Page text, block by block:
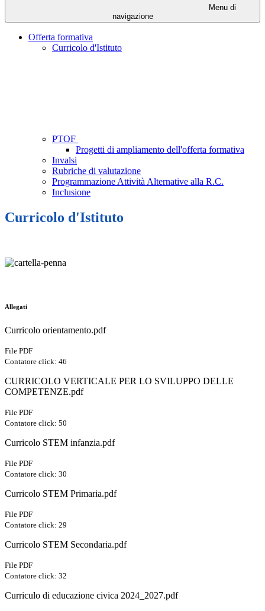
Menu di
navigazione
Offerta formativa
Curricolo d'Istituto
PTOF
Progetti di ampliamento dell'offerta formativa
Invalsi
Rubriche di valutazione
Programmazione Attività Alternative alla R.C.
Inclusione
Curricolo d'Istituto
Allegati
Curricolo orientamento.pdf
File PDF
Contatore click: 46
CURRICOLO VERTICALE PER LO SVILUPPO DELLE
COMPETENZE.pdf
File PDF
Contatore click: 50
Curricolo STEM infanzia.pdf
File PDF
Contatore click: 30
Curricolo STEM Primaria.pdf
File PDF
Contatore click: 29
Curricolo STEM Secondaria.pdf
File PDF
Contatore click: 32
Curriculo di educazione civica 2024_2027.pdf